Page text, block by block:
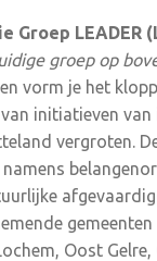
Groep LEADER
groep op
vorm je het
initiatieven
vergroten.
Oost